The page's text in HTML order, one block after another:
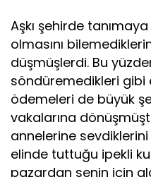
Aşkı şehirde
olmasını
düşmüşlerdi. Bu
söndüremedikleri gibi
ödemeleri de büyük
vakalarına
annelerine
elinde tuttuğu ipekli
pazardan senin için